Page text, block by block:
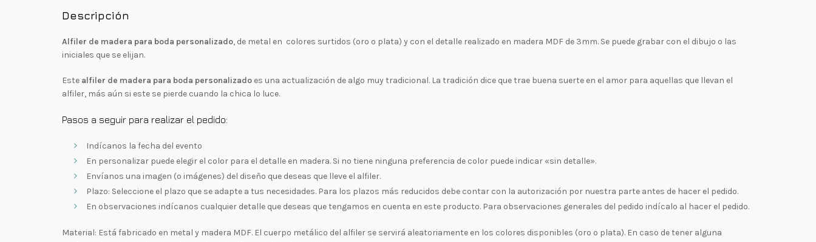
Descripción
Alfiler de madera para boda personalizado, de metal en colores surtidos (oro o plata) y con el detalle realizado en madera MDF de 3mm. Se puede grabar con el dibujo o las
iniciales que se elijan.
Este alfiler de madera para boda personalizado es una actualización de algo muy tradicional. La tradición dice que trae buena suerte en el amor para aquellas que llevan el
alfiler, más aún si este se pierde cuando la chica lo luce.
Pasos a seguir para realizar el pedido:
Indícanos la fecha del evento
En personalizar puede elegir el color para el detalle en madera. Si no tiene ninguna preferencia de color puede indicar «sin detalle».
Envíanos una imagen (o imágenes) del diseño que deseas que lleve el alfiler.
Plazo: Seleccione el plazo que se adapte a tus necesidades. Para los plazos más reducidos debe contar con la autorización por nuestra parte antes de hacer el pedido.
En observaciones indícanos cualquier detalle que deseas que tengamos en cuenta en este producto. Para observaciones generales del pedido indícalo al hacer el pedido.
Material: Está fabricado en metal y madera MDF. El cuerpo metálico del alfiler se servirá aleatoriamente en los colores disponibles (oro o plata). En caso de tener alguna